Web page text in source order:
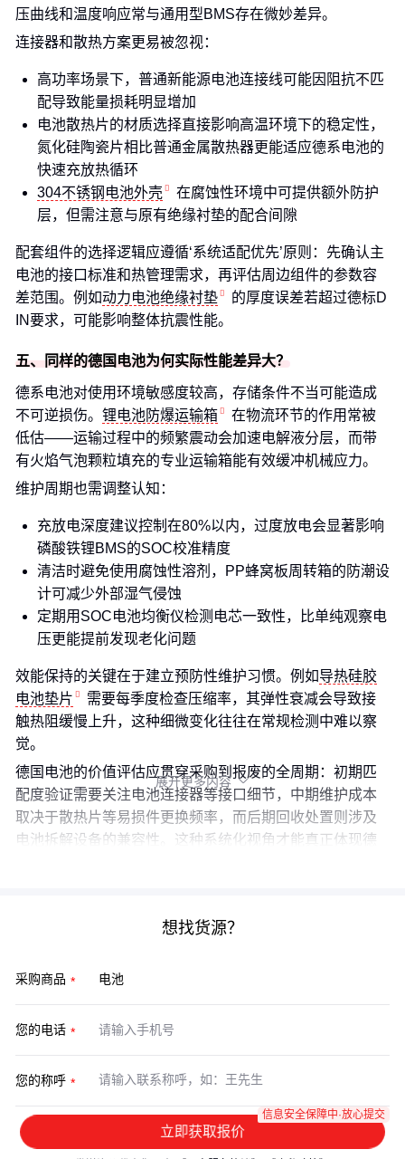
压曲线和温度响应常与通用型BMS存在微妙差异。
连接器和散热方案更易被忽视：
高功率场景下，普通新能源电池连接线可能因阻抗不匹
配导致能量损耗明显增加
电池散热片的材质选择直接影响高温环境下的稳定性，
氮化硅陶瓷片相比普通金属散热器更能适应德系电池的
快速充放热循环
304不锈钢电池外壳
在腐蚀性环境中可提供额外防护
层，但需注意与原有绝缘衬垫的配合间隙
配套组件的选择逻辑应遵循‘系统适配优先’原则：先确认主
电池的接口标准和热管理需求，再评估周边组件的参数容
差范围。例如动力电池绝缘衬垫
的厚度误差若超过德标D
IN要求，可能影响整体抗震性能。
五、同样的德国电池为何实际性能差异大？
德系电池对使用环境敏感度较高，存储条件不当可能造成
不可逆损伤。 锂电池防爆运输箱
在物流环节的作用常被
低估——运输过程中的频繁震动会加速电解液分层，而带
有火焰气泡颗粒填充的专业运输箱能有效缓冲机械应力。
维护周期也需调整认知：
充放电深度建议控制在80%以内，过度放电会显著影响
磷酸铁锂BMS的SOC校准精度
清洁时避免使用腐蚀性溶剂，PP蜂窝板周转箱的防潮设
计可减少外部湿气侵蚀
定期用SOC电池均衡仪检测电芯一致性，比单纯观察电
压更能提前发现老化问题
效能保持的关键在于建立预防性维护习惯。例如导热硅胶
电池垫片
需要每季度检查压缩率，其弹性衰减会导致接
触热阻缓慢上升，这种细微变化往往在常规检测中难以察
觉。
德国电池的价值评估应贯穿采购到报废的全周期：初期匹
配度验证需要关注电池连接器等接口细节，中期维护成本
取决于散热片等易损件更换频率，而后期回收处置则涉及
电池拆解设备的兼容性。这种系统化视角才能真正体现德
展开更多内容 
想找货源？
采购商品
您的电话
您的称呼
立即获取报价
信息安全保障中·放心提交